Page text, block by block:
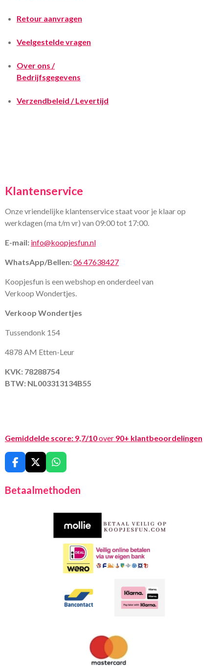
Retour aanvragen
Veelgestelde vragen
Over ons /
Bedrijfsgegevens
Verzendbeleid / Levertijd
Klantenservice
Onze vriendelijke klantenservice staat voor je klaar op
werkdagen (ma t/m vr) van 09:00 tot 17:00.
E-mail: info@koopjesfun.nl
WhatsApp/Bellen:06 47638427
Koopjesfun is een webshop en onderdeel van
Verkoop Wondertjes.
Verkoop Wondertjes
Tussendonk 154
4878 AM Etten-Leur
KVK: 78288754
BTW: NL003313134B55
Gemiddelde score: 9,7/10over 90+ klantbeoordelingen
F
a
c
e
X
W
h
t
A
Betaalmethoden